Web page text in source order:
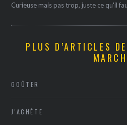
Curieuse mais pas trop, juste ce qu'il
PLUS D’ARTICLES
GOÛTER
J'ACHÈTE